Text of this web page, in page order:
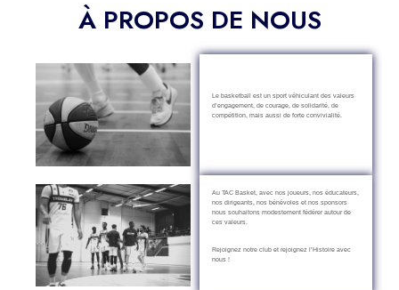
À PROPOS DE NOUS
Le basketball est un sport véhiculant des valeurs
d’engagement, de courage, de solidarité, de
compétition, mais aussi de forte convivialité.
Au TAC Basket, avec nos joueurs, nos éducateurs,
nos dirigeants, nos bénévoles et nos sponsors
nous souhaitons modestement fédérer autour de
ces valeurs.
Rejoignez notre club et rejoignez l’Histoire avec
nous !